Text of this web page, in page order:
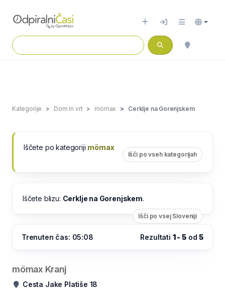
Kategorije Dom in vrt mömax Cerklje na Gorenjskem
Iščete po kategoriji mömax
Išči po vseh kategorijah
Iščete blizu: Cerklje na Gorenjskem.
Išči po vsej Sloveniji
Trenuten čas: 05:08 Rezultati 1 - 5od5
mömax Kranj
Cesta Jake Platiše 18